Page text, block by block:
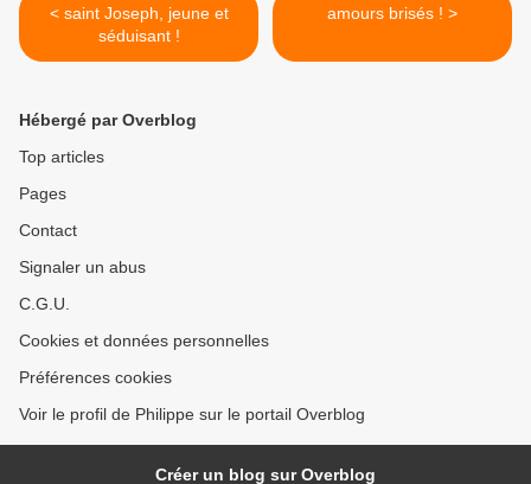
< saint Joseph, jeune et
séduisant !
amours brisés ! >
Hébergé par Overblog
Top articles
Pages
Contact
Signaler un abus
C.G.U.
Cookies et données personnelles
Préférences cookies
Voir le profil de Philippe sur le portail Overblog
Créer un blog sur Overblog